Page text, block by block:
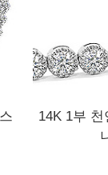
14K 1부